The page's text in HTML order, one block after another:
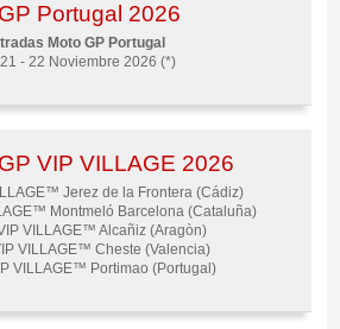
Portugal 2026
Moto GP Portugal
- 22 Noviembre 2026 (*)
VIP VILLAGE 2026
Jerez de la Frontera (Cádiz)
Montmeló Barcelona (Cataluña)
VILLAGE™ Alcañiz (Aragòn)
VILLAGE™ Cheste (Valencia)
VILLAGE™ Portimao (Portugal)